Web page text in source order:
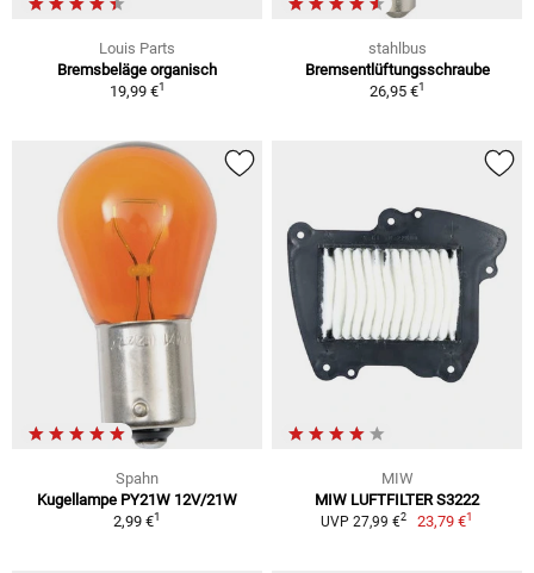
Louis Parts
Bremsbeläge organisch
19,99 €1
stahlbus
Bremsentlüftungsschraube
26,95 €1
Spahn
Kugellampe PY21W 12V/21W
2,99 €1
MIW
MIW LUFTFILTER S3222
UVP 27,99 €2 23,79 €1